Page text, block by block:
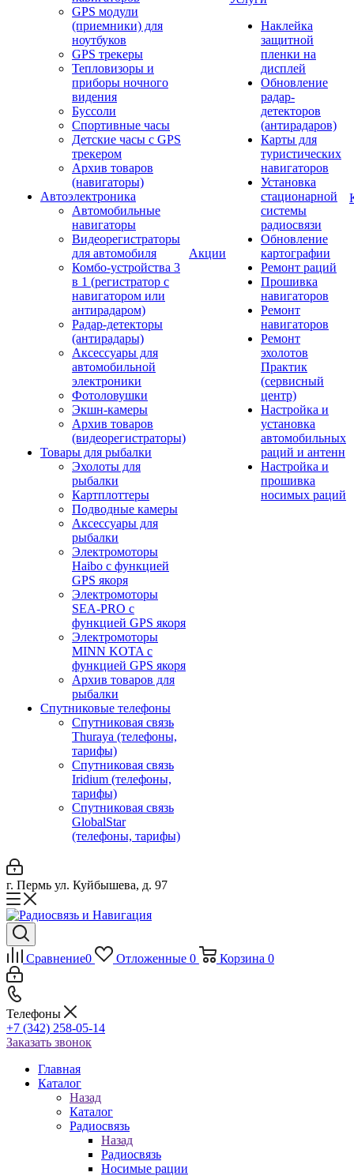
GPS модули
(приемники) для
ноутбуков
GPS трекеры
Тепловизоры и
приборы ночного
видения
Буссоли
Спортивные часы
Детские часы с GPS
трекером
Архив товаров
(навигаторы)
Автоэлектроника
Автомобильные
навигаторы
Видеорегистраторы
для автомобиля
Комбо-устройства 3
в 1 (регистратор с
навигатором или
антирадаром)
Радар-детекторы
(антирадары)
Аксессуары для
автомобильной
электроники
Фотоловушки
Экшн-камеры
Архив товаров
(видеорегистраторы)
Товары для рыбалки
Эхолоты для
рыбалки
Картплоттеры
Подводные камеры
Аксессуары для
рыбалки
Электромоторы
Haibo с функцией
GPS якоря
Электромоторы
SEA-PRO с
функцией GPS якоря
Электромоторы
MINN KOTA с
функцией GPS якоря
Архив товаров для
рыбалки
Спутниковые телефоны
Спутниковая связь
Thuraya (телефоны,
тарифы)
Спутниковая связь
Iridium (телефоны,
тарифы)
Спутниковая связь
GlobalStar
(телефоны, тарифы)
Акции
Наклейка
защитной
пленки на
дисплей
Обновление
радар-
детекторов
(антирадаров)
Карты для
туристических
навигаторов
Установка
стационарной
системы
радиосвязи
Обновление
картографии
Ремонт раций
Прошивка
навигаторов
Ремонт
навигаторов
Ремонт
эхолотов
Практик
(сервисный
центр)
Настройка и
установка
автомобильных
раций и антенн
Настройка и
прошивка
носимых раций
г. Пермь ул. Куйбышева, д. 97
Сравнение0 Отложенные 0 Корзина 0
Телефоны
+7 (342) 258-05-14
Заказать звонок
Главная
Каталог
Назад
Каталог
Радиосвязь
Назад
Радиосвязь
Носимые рации